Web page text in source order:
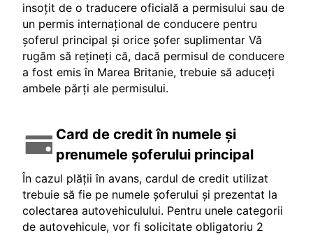
insoțit de o traducere oficială a permisului sau de
un permis internațional de conducere pentru
șoferul principal și orice șofer suplimentar Vă
rugăm să rețineți că, dacă permisul de conducere
a fost emis în Marea Britanie, trebuie să aduceți
ambele părți ale permisului.
Card de credit în numele și
prenumele șoferului principal
În cazul plății în avans, cardul de credit utilizat
trebuie să fie pe numele șoferului și prezentat la
colectarea autovehiculului. Pentru unele categorii
de autovehicule, vor fi solicitate obligatoriu 2